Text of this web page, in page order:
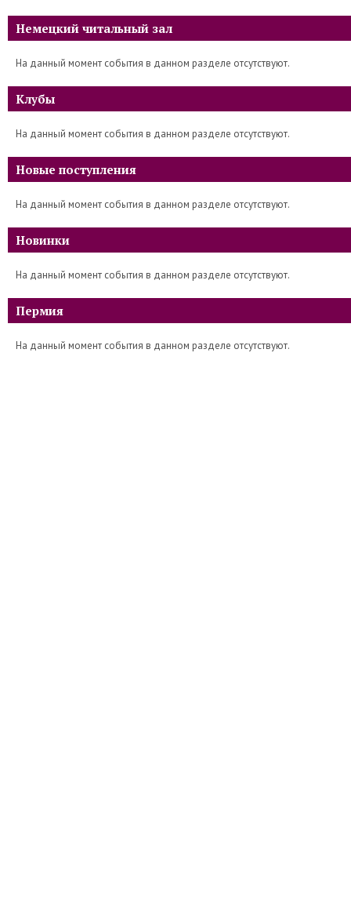
Немецкий читальный зал
На данный момент события в данном разделе отсутствуют.
Клубы
На данный момент события в данном разделе отсутствуют.
Новые поступления
На данный момент события в данном разделе отсутствуют.
Новинки
На данный момент события в данном разделе отсутствуют.
Пермия
На данный момент события в данном разделе отсутствуют.